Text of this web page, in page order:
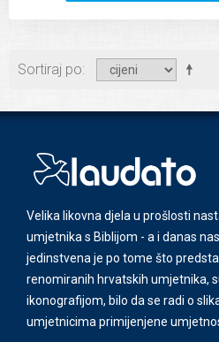
Sortiraj po
Velika likovna djela u prošlosti
umjetnika s Biblijom - a i danas
jedinstvena je po tome što
renomiranih hrvatskih umjetnika,
ikonografijom, bilo da se radi o
umjetnicima primijenjene